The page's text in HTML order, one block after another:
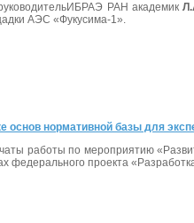
РАН академик
АЭС «Фукусима-1».
основ нормативной базы для
работы по мероприятию
федерального проекта